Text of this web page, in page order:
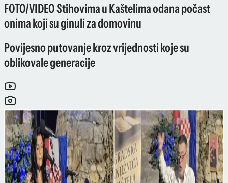
FOTO/VIDEO Stihovima u Kaštelima odana počast
onima koji su ginuli za domovinu
Povijesno putovanje kroz vrijednosti koje su
oblikovale generacije